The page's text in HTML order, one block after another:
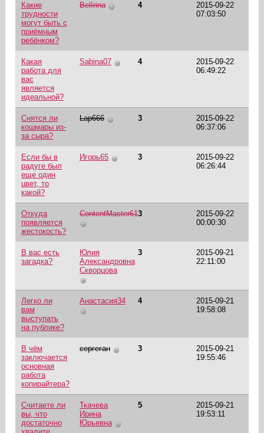
Какие
трудности
могут быть с
приёмным
ребёнком?
BelIrina 4
2015-09-22
07:03:50
Какая
работа для
вас
является
идеальной?
Sabina07 4
2015-09-22
06:49:22
Снятся ли
кошмары из-
за сыра?
Lap666 3
2015-09-22
06:37:06
Если бы в
радуге был
еще один
цвет, то
какой?
Игорь65 3
2015-09-22
06:26:44
Откуда
появляется
жестокость?
ContentMaster613
2015-09-22
00:00:30
В вас есть
загадка?
Юлия
Александровна
Скворцова
3
2015-09-21
22:11:00
Легко ли
вам
выступать
на публике?
Анастасия34 4
2015-09-21
19:58:08
В чём
заключается
основная
работа
копирайтера?
сергеган 3
2015-09-21
19:55:46
Считаете ли
вы, что
достаточно
Ткачева
Ирина
Юрьевна
5
2015-09-21
19:53:11